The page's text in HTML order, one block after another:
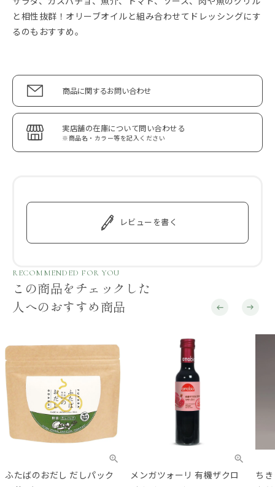
と相性抜群！オリーブオイルと組み合わせてドレッシングにす
るのもおすすめ。
商品に関するお問い合わせ
実店舗の在庫について問い合わせる
※商品名・カラー等を記入ください
レビューを書く
RECOMMENDED FOR YOU
この商品をチェックした
人へのおすすめ商品
ふたばのおだし だしパック
メンガツォーリ 有機ザクロ
ち